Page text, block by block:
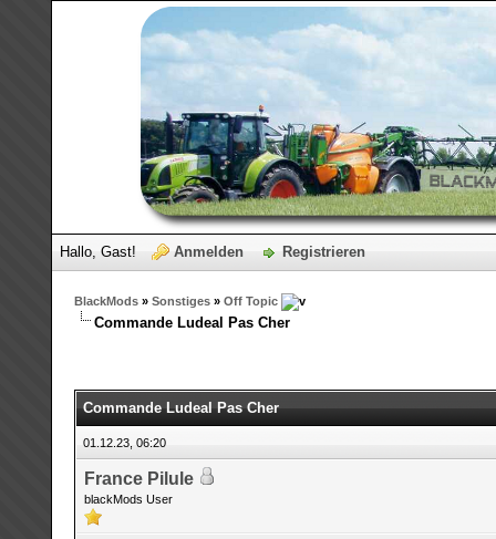
Hallo, Gast! Anmelden Registrieren
BlackMods» Sonstiges» Off Topic
Commande Ludeal Pas Cher
Commande Ludeal Pas Cher
01.12.23, 06:20
France Pilule
blackMods User